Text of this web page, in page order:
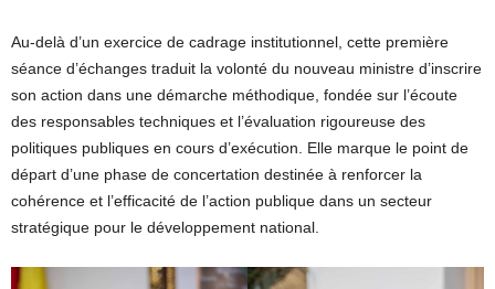
Au-delà d’un exercice de cadrage institutionnel, cette première
séance d’échanges traduit la volonté du nouveau ministre d’inscrire
son action dans une démarche méthodique, fondée sur l’écoute
des responsables techniques et l’évaluation rigoureuse des
politiques publiques en cours d’exécution. Elle marque le point de
départ d’une phase de concertation destinée à renforcer la
cohérence et l’efficacité de l’action publique dans un secteur
stratégique pour le développement national.